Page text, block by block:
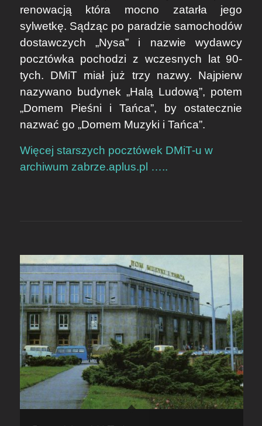
renowacją która mocno zatarła jego
sylwetkę. Sądząc po paradzie samochodów
dostawczych „Nysa” i nazwie wydawcy
pocztówka pochodzi z wczesnych lat 90-
tych. DMiT miał już trzy nazwy. Najpierw
nazywano budynek „Halą Ludową”, potem
„Domem Pieśni i Tańca”, by ostatecznie
nazwać go „Domem Muzyki i Tańca”.
Więcej starszych pocztówek DMiT-u w
archiwum zabrze.aplus.pl …..